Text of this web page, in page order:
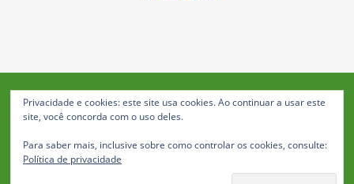
Blog da Feira: Jornal de Notícias de Feira de Santana
Todos os direitos reservados
Política de Privacidade
Privacidade e cookies: este site usa cookies. Ao continuar a usar este
site, você concorda com o uso deles.
Para saber mais, inclusive sobre como controlar os cookies, consulte:
Política de privacidade